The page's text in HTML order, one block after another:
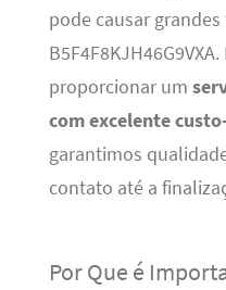
pode causar
proporcionar um
com excelente
garantimos
contato até a
Por Que é